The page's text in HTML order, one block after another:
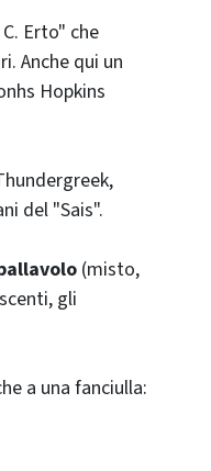
Erto" che
Anche qui un
Hopkins
del "Sais".
(misto,
gli
a una fanciulla: